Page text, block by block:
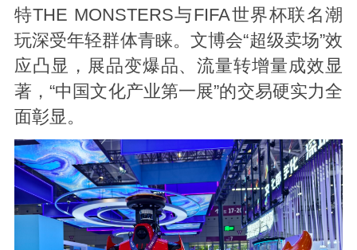
特THE MONSTERS与FIFA世界杯联名潮
玩深受年轻群体青睐。文博会“超级卖场”效
应凸显，展品变爆品、流量转增量成效显
著，“中国文化产业第一展”的交易硬实力全
面彰显。